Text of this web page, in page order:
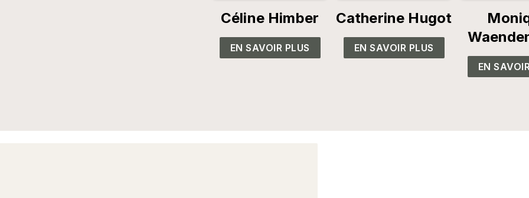
Céline Himber
EN SAVOIR PLUS
Catherine Hugot
EN SAVOIR PLUS
EN